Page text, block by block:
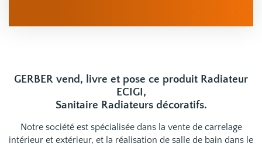
GERBER vend, livre et pose ce produit Radiateur
ECIGI,
Sanitaire Radiateurs décoratifs.
Notre société est spécialisée dans la vente de carrelage
intérieur et extérieur, et la réalisation de salle de bain dans le